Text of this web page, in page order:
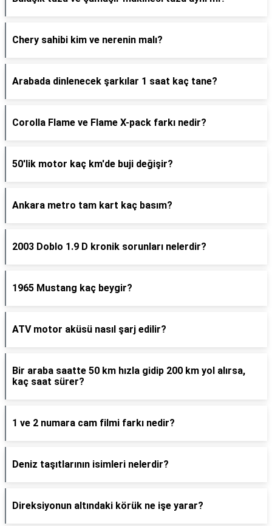
Chery sahibi kim ve nerenin malı?
Arabada dinlenecek şarkılar 1 saat kaç tane?
Corolla Flame ve Flame X-pack farkı nedir?
50'lik motor kaç km'de buji değişir?
Ankara metro tam kart kaç basım?
2003 Doblo 1.9 D kronik sorunları nelerdir?
1965 Mustang kaç beygir?
ATV motor aküsü nasıl şarj edilir?
Bir araba saatte 50 km hızla gidip 200 km yol alırsa,
kaç saat sürer?
1 ve 2 numara cam filmi farkı nedir?
Deniz taşıtlarının isimleri nelerdir?
Direksiyonun altındaki körük ne işe yarar?